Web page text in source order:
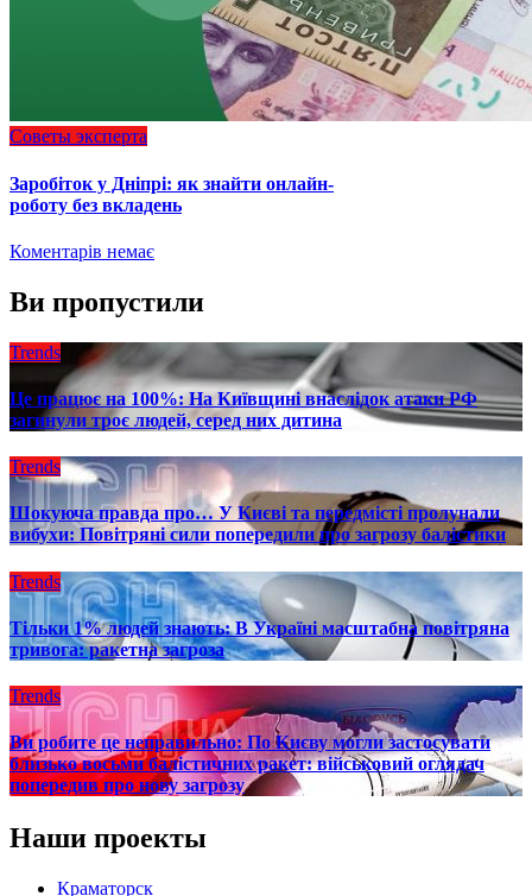
Советы эксперта
Заробіток у Дніпрі: як знайти онлайн-
роботу без вкладень
Коментарів немає
Ви пропустили
Trends
Це працює на 100%: На Київщині внаслідок атаки РФ
загинули троє людей, серед них дитина
Trends
Шокуюча правда про… У Києві та передмісті пролунали
вибухи: Повітряні сили попередили про загрозу балістики
Trends
Тільки 1% людей знають: В Україні масштабна повітряна
тривога: ракетна загроза
Trends
Ви робите це неправильно: По Києву могли застосувати
близько восьми балістичних ракет: військовий оглядач
попередив про нову загрозу
Наши проекты
Краматорск